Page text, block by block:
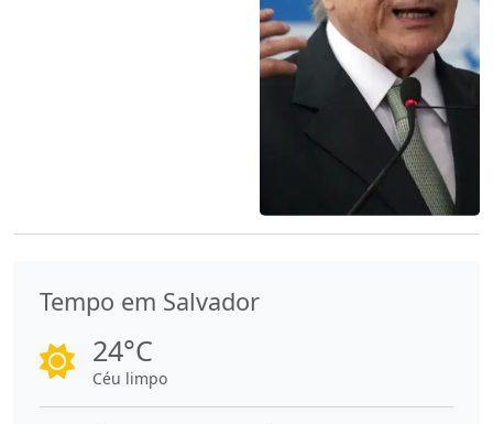
Tempo em Salvador
24°C
Céu limpo